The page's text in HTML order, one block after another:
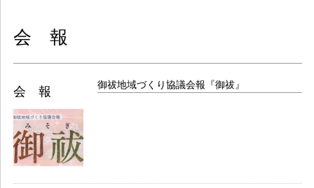
会 報
会 報 御祓地域づくり協議会報『御祓』